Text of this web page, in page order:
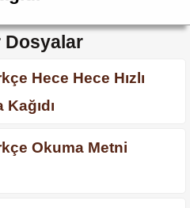
Dosyalar
Hece Hece Hızlı
Okuma Metni